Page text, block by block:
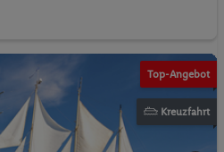
Top-Angebot
Kreuzfahrt